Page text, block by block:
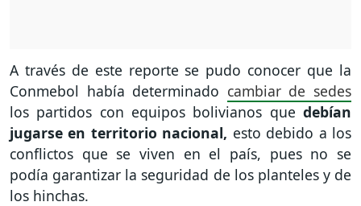
A través de este reporte se pudo conocer que la
Conmebol había determinado cambiar de sedes
los partidos con equipos bolivianos que debían
jugarse en territorio nacional, esto debido a los
conflictos que se viven en el país, pues no se
podía garantizar la seguridad de los planteles y de
los hinchas.